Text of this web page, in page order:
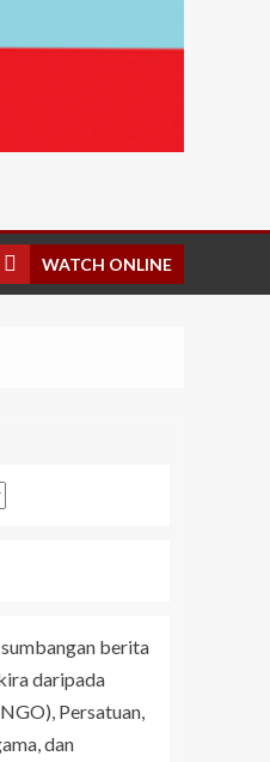
WATCH ONLINE
berita
daripada
Persatuan,
dan